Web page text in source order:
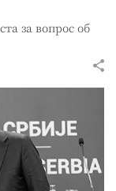
за вопрос об